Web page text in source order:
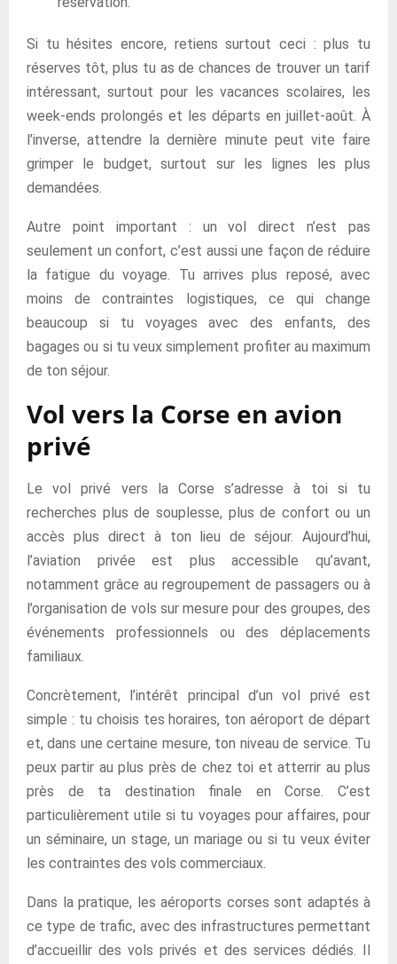
Si tu hésites encore, retiens surtout ceci : plus tu
réserves tôt, plus tu as de chances de trouver un tarif
intéressant, surtout pour les vacances scolaires, les
week-ends prolongés et les départs en juillet-août. À
l’inverse, attendre la dernière minute peut vite faire
grimper le budget, surtout sur les lignes les plus
demandées.
Autre point important : un vol direct n’est pas
seulement un confort, c’est aussi une façon de réduire
la fatigue du voyage. Tu arrives plus reposé, avec
moins de contraintes logistiques, ce qui change
beaucoup si tu voyages avec des enfants, des
bagages ou si tu veux simplement profiter au maximum
de ton séjour.
Vol vers la Corse en avion
privé
Le vol privé vers la Corse s’adresse à toi si tu
recherches plus de souplesse, plus de confort ou un
accès plus direct à ton lieu de séjour. Aujourd’hui,
l’aviation privée est plus accessible qu’avant,
notamment grâce au regroupement de passagers ou à
l’organisation de vols sur mesure pour des groupes, des
événements professionnels ou des déplacements
familiaux.
Concrètement, l’intérêt principal d’un vol privé est
simple : tu choisis tes horaires, ton aéroport de départ
et, dans une certaine mesure, ton niveau de service. Tu
peux partir au plus près de chez toi et atterrir au plus
près de ta destination finale en Corse. C’est
particulièrement utile si tu voyages pour affaires, pour
un séminaire, un stage, un mariage ou si tu veux éviter
les contraintes des vols commerciaux.
Dans la pratique, les aéroports corses sont adaptés à
ce type de trafic, avec des infrastructures permettant
d’accueillir des vols privés et des services dédiés. Il